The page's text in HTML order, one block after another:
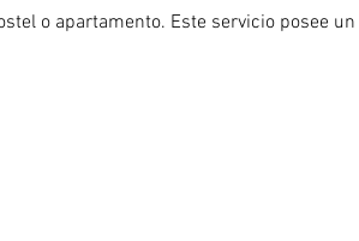
o apartamento. Este servicio posee un